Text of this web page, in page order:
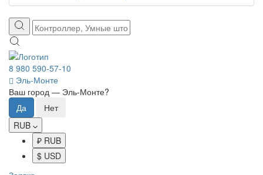
8 980 590-57-10
Эль-Монте
Ваш город — Эль-Монте?
RUB
₽ RUB
$ USD